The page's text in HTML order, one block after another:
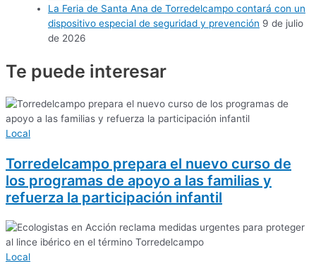
La Feria de Santa Ana de Torredelcampo contará con un
dispositivo especial de seguridad y prevención 9 de julio
de 2026
Te puede interesar
Local
Torredelcampo prepara el nuevo curso de
los programas de apoyo a las familias y
refuerza la participación infantil
Local